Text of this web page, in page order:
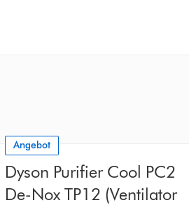
Angebot
Dyson Purifier Cool PC2
De-Nox TP12 (Ventilator